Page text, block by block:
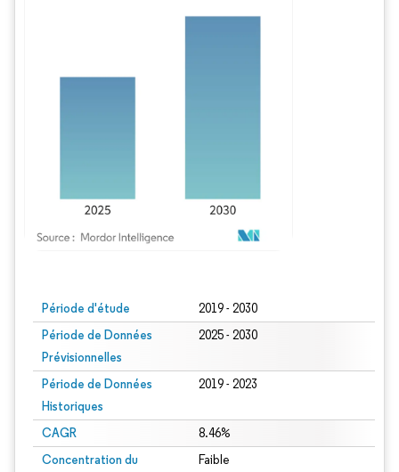
Période d'étude 2019 - 2030
Période de Données
Prévisionnelles
2025 - 2030
Période de Données
Historiques
2019 - 2023
CAGR 8.46%
Concentration du
Faible